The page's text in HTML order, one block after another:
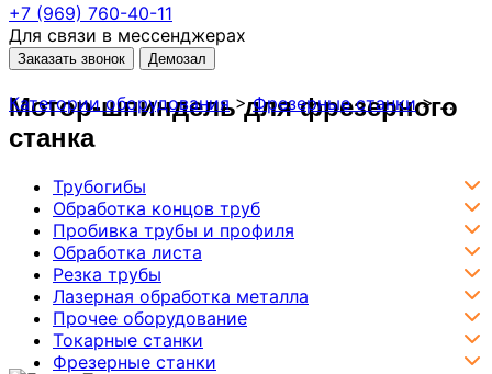
+7 (969) 760-40-11
Для связи в мессенджерах
Заказать звонок Демозал
Категории оборудования>Фрезерные станки>
Мотор-шпиндель для фрезерного
станка
Трубогибы
Обработка концов труб
Пробивка трубы и профиля
Обработка листа
Резка трубы
Лазерная обработка металла
Прочее оборудование
Токарные станки
Фрезерные станки